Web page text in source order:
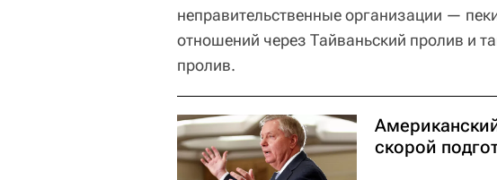
неправительственные организации —
отношений через Тайваньский пролив и
пролив.
скорой